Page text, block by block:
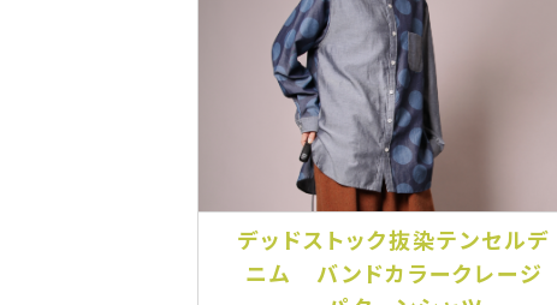
デッドストック抜染テンセルデ
ニム バンドカラークレージ